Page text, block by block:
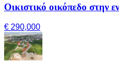
Οικιστικό οικόπεδο στην
€ 290,000